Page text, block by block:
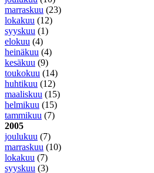
marraskuu (23)
lokakuu (12)
syyskuu (1)
elokuu (4)
heinäkuu (4)
kesäkuu (9)
toukokuu (14)
huhtikuu (12)
maaliskuu (15)
helmikuu (15)
tammikuu (7)
2005
joulukuu (7)
marraskuu (10)
lokakuu (7)
syyskuu (3)